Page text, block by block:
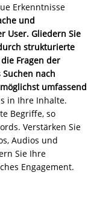
Erkenntnisse
und
User. Gliedern Sie
strukturierte
Fragen der
nach
umfassend
in Ihre Inhalte.
Begriffe, so
Verstärken Sie
Audios und
Sie Ihre
Engagement.